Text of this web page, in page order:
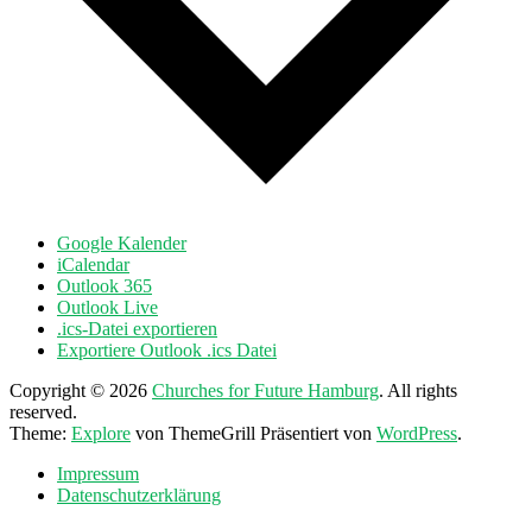
Google Kalender
iCalendar
Outlook 365
Outlook Live
.ics-Datei exportieren
Exportiere Outlook .ics Datei
Copyright © 2026 Churches for Future Hamburg. All rights
reserved.
Theme: Explore von ThemeGrill Präsentiert von WordPress.
Impressum
Datenschutzerklärung